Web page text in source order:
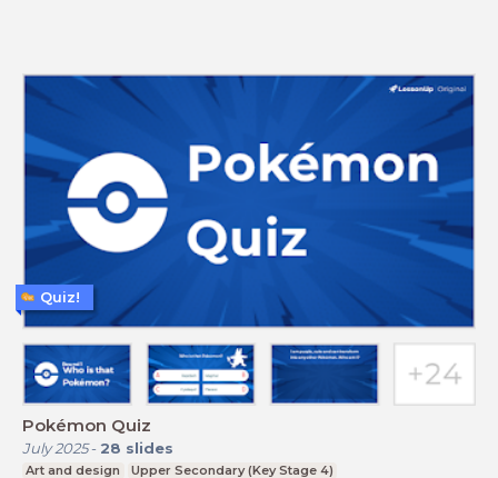
Pokémon Quiz
July 2025- 28 slides
Art and design
Upper Secondary (Key Stage 4)
Quiz!